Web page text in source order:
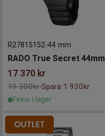
R27815152-44 mm
RADO True Secret 44mm
17 370 kr
19 300kr-Spara 1 930kr
Finns i lager